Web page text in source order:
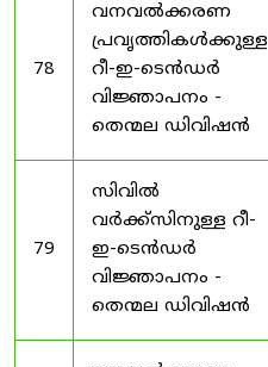
78
വനവൽക്കരണ
പ്രവൃത്തികൾക്കുള്ള
റീ-ഇ-ടെൻഡർ
വിജ്ഞാപനം -
തെന്മല ഡിവിഷൻ
79
സിവിൽ
വർക്ക്സിനുള്ള റീ-
ഇ-ടെൻഡർ
വിജ്ഞാപനം -
തെന്മല ഡിവിഷൻ